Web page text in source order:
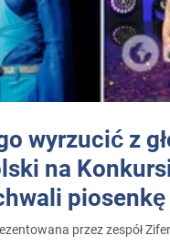
wyrzucić z
na
przez zespół